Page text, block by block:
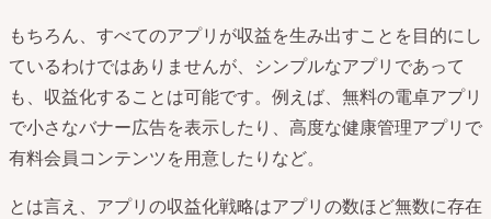
もちろん、すべてのアプリが収益を生み出すことを目的にし
ているわけではありませんが、シンプルなアプリであって
も、収益化することは可能です。例えば、無料の電卓アプリ
で小さなバナー広告を表示したり、高度な健康管理アプリで
有料会員コンテンツを用意したりなど。
とは言え、アプリの収益化戦略はアプリの数ほど無数に存在